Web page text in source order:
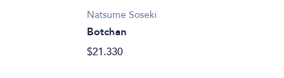
Natsume Soseki
Botchan
$21.330